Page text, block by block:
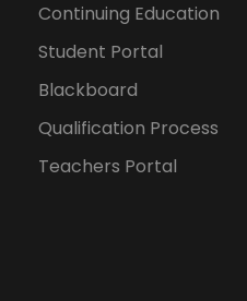
Continuing Education
Student Portal
Blackboard
Qualification Process
Teachers Portal